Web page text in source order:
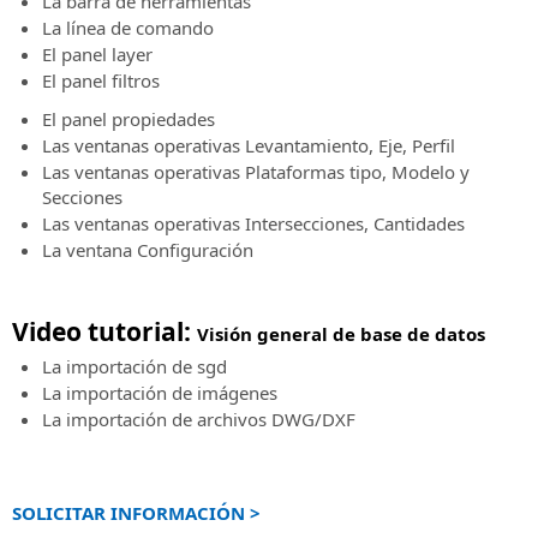
Software
BIM
para
el
proyecto
ferrocarriles
carreteras
SierraSoft
Studio
Software
BIM
para
carreteras
la
verificación
de
información
Soporte
técnico
Características
del
servicio
Solicitud
de
soporte
técnico
cliente
Atención
cliente
licencias
Eventos
presenciales
Toda
información
sobre
los
próximos
eventos
presenciales
“Online
Live”
Toda
la
los
Métodos
pago
aceptados:
La línea de comando
El panel layer
El panel filtros
El panel propiedades
Las ventanas operativas Levantamiento, Eje, Perfil
Las ventanas operativas Plataformas tipo, Modelo y
Secciones
Las ventanas operativas Intersecciones, Cantidades
La ventana Configuración
Video tutorial: Visión general de base de datos
La importación de sgd
La importación de imágenes
La importación de archivos DWG/DXF
SOLICITAR INFORMACIÓN >